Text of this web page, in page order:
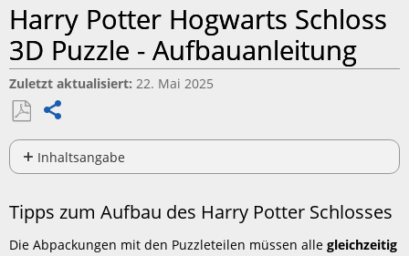
Harry Potter Hogwarts Schloss
3D Puzzle - Aufbauanleitung
Zuletzt aktualisiert 22. Mai 2025
Als
PDF
speichern
Inhaltsangabe
Aufbau
des
Tipps zum Aufbau des Harry Potter Schlosses
Die Abpackungen mit den Puzzleteilen müssen allegleichzeitig